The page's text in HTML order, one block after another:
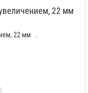
22 мм
22 мм ..